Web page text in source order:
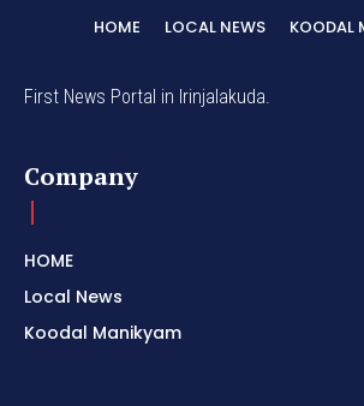
HOME LOCAL NEWS KOODAL
First News Portal in Irinjalakuda.
Company
HOME
Local News
Koodal Manikyam